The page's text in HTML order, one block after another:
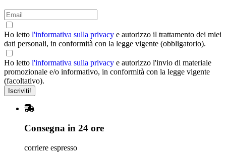
Ho letto l'informativa sulla privacy e autorizzo il trattamento dei miei
dati personali, in conformità con la legge vigente (obbligatorio).
Ho letto l'informativa sulla privacy e autorizzo l'invio di materiale
promozionale e/o informativo, in conformità con la legge vigente
(facoltativo).
Consegna in 24 ore
corriere espresso